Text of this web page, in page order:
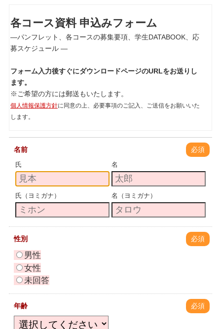
各コース資料 申込みフォーム
―パンフレット、各コースの募集要項、学生DATABOOK、応
募スケジュール ―
フォーム入力後すぐにダウンロードページのURLをお送りし
ます。
※ご希望の方には郵送もいたします。
個人情報保護方針に同意の上、必要事項のご記入、ご送信をお願いいた
します。
名前 必須
氏 名
氏（ヨミガナ） 名（ヨミガナ）
性別 必須
男性
女性
未回答
年齢 必須